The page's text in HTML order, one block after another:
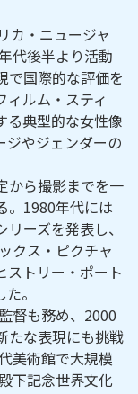
カ・ニュージャ
代後半より活動
で国際的な評価を
ルム・スティ
る典型的な女性像
ジやジェンダーの
から撮影までを一
。1980年代には
ーズを発表し、
クス・ピクチャ
ストリー・ポート
。
督も務め、2000
たな表現にも挑戦
美術館で大規模
下記念世界文化